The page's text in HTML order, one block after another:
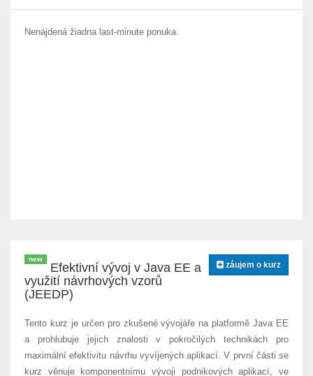
Nenájdená žiadna last-minute ponuka.
new
záujem o kurz
Efektivní vývoj v Java EE a
využití návrhových vzorů
(JEEDP)
Tento kurz je určen pro zkušené vývojáře na platformě Java EE
a prohlubuje jejich znalosti v pokročilých technikách pro
maximální efektivitu návrhu vyvíjených aplikací. V první části se
kurz věnuje komponentnímu vývoji podnikových aplikací, ve